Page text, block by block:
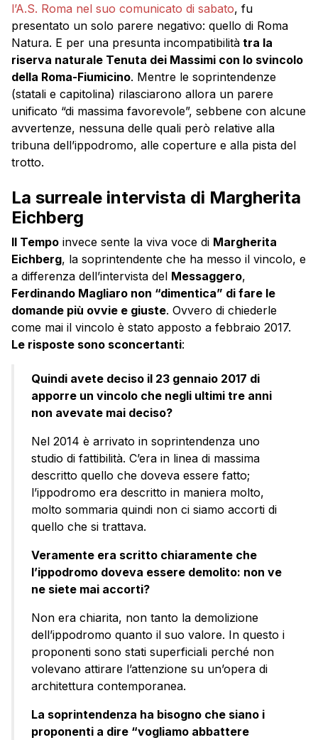
l’A.S. Roma nel suo comunicato di sabato, fu
presentato un solo parere negativo: quello di Roma
Natura. E per una presunta incompatibilità tra la
riserva naturale Tenuta dei Massimi con lo svincolo
della Roma-Fiumicino. Mentre le soprintendenze
(statali e capitolina) rilasciarono allora un parere
unificato “di massima favorevole”, sebbene con alcune
avvertenze, nessuna delle quali però relative alla
tribuna dell’ippodromo, alle coperture e alla pista del
trotto.
La surreale intervista di Margherita
Eichberg
Il Tempo invece sente la viva voce di Margherita
Eichberg, la soprintendente che ha messo il vincolo, e
a differenza dell’intervista del Messaggero,
Ferdinando Magliaro non “dimentica” di fare le
domande più ovvie e giuste. Ovvero di chiederle
come mai il vincolo è stato apposto a febbraio 2017.
Le risposte sono sconcertanti:
Quindi avete deciso il 23 gennaio 2017 di
apporre un vincolo che negli ultimi tre anni
non avevate mai deciso?
Nel 2014 è arrivato in soprintendenza uno
studio di fattibilità. C’era in linea di massima
descritto quello che doveva essere fatto;
l’ippodromo era descritto in maniera molto,
molto sommaria quindi non ci siamo accorti di
quello che si trattava.
Veramente era scritto chiaramente che
l’ippodromo doveva essere demolito: non ve
ne siete mai accorti?
Non era chiarita, non tanto la demolizione
dell’ippodromo quanto il suo valore. In questo i
proponenti sono stati superficiali perché non
volevano attirare l’attenzione su un’opera di
architettura contemporanea.
La soprintendenza ha bisogno che siano i
proponenti a dire “vogliamo abbattere